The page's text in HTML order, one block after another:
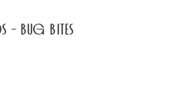
– Bug Bites